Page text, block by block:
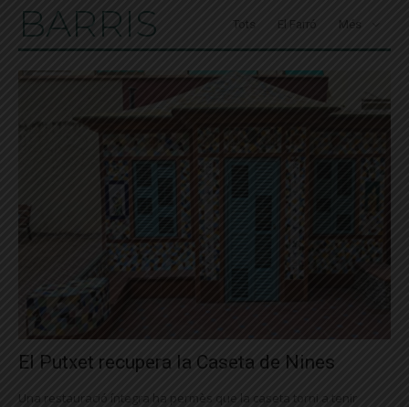
BARRIS Tots El Farró Més
El Putxet recupera la Caseta de Nines
Una restauració íntegra ha permès que la caseta torni a tenir